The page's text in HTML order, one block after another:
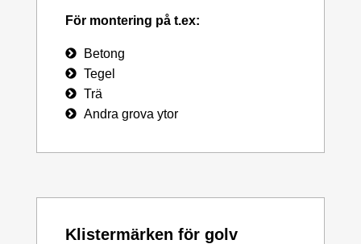
För montering på t.ex:
Betong
Tegel
Trä
Andra grova ytor
Klistermärken för golv